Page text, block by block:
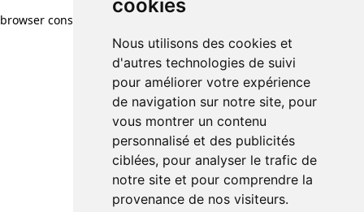
cookies
Nous utilisons des cookies et
d'autres technologies de suivi
pour améliorer votre expérience
de navigation sur notre site, pour
vous montrer un contenu
personnalisé et des publicités
ciblées, pour analyser le trafic de
notre site et pour comprendre la
provenance de nos visiteurs.
browser console for more information)